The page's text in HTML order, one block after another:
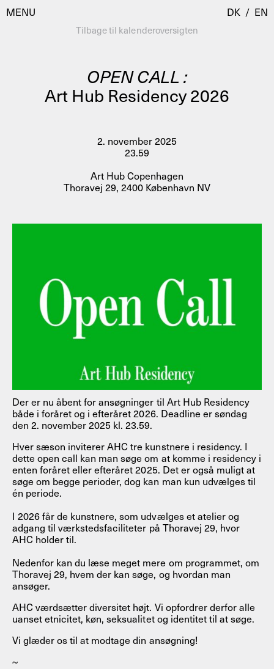
MENU
Besøg
AHC Channel
Programmer
Residencies & Studios
Artistic Research
Public Programmes
Om
Profiler
DK / EN
Tilbage til kalenderoversigten
OPEN CALL :
Art Hub Residency 2026
2. november 2025
23.59
Art Hub Copenhagen
Thoravej 29, 2400 København NV
Der er nu åbent for ansøgninger til Art Hub Residency
både i foråret og i efteråret 2026. Deadline er søndag
den 2. november 2025 kl. 23.59.
Hver sæson inviterer AHC tre kunstnere i residency. I
dette open call kan man søge om at komme i residency i
enten foråret eller efteråret 2025. Det er også muligt at
søge om begge perioder, dog kan man kun udvælges til
én periode.
I 2026 får de kunstnere, som udvælges et atelier og
adgang til værkstedsfaciliteter på Thoravej 29, hvor
AHC holder til.
Nedenfor kan du læse meget mere om programmet, om
Thoravej 29, hvem der kan søge, og hvordan man
ansøger.
AHC værdsætter diversitet højt. Vi opfordrer derfor alle
uanset etnicitet, køn, seksualitet og identitet til at søge.
Vi glæder os til at modtage din ansøgning!
~